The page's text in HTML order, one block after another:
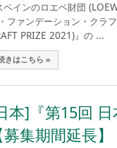
インのロエベ財団
ファンデーション・クラ
PRIZE 2021)』の ...
きはこちら »
本]『第15回
集期間延長】